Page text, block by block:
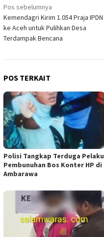
Navigasi
pos
Pos sebelumnya
Kemendagri Kirim 1.054 Praja IPDN
ke Aceh untuk Pulihkan Desa
Terdampak Bencana
POS TERKAIT
Polisi Tangkap Terduga Pelaku
Pembunuhan Bos Konter HP di
Ambarawa